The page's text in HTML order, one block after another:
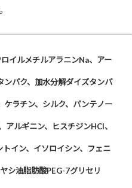
イルメチルアラニンNa、アー
ンパク、加水分解ダイズタンパ
ケラチン、シルク、パンテノー
ルギニン、ヒスチジンHCI、
イン、イソロイシン、フェニ
シ油脂肪酸PEG-7グリセリ